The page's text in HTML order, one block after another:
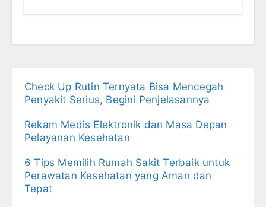
Check Up Rutin Ternyata Bisa Mencegah
Penyakit Serius, Begini Penjelasannya
Rekam Medis Elektronik dan Masa Depan
Pelayanan Kesehatan
6 Tips Memilih Rumah Sakit Terbaik untuk
Perawatan Kesehatan yang Aman dan
Tepat